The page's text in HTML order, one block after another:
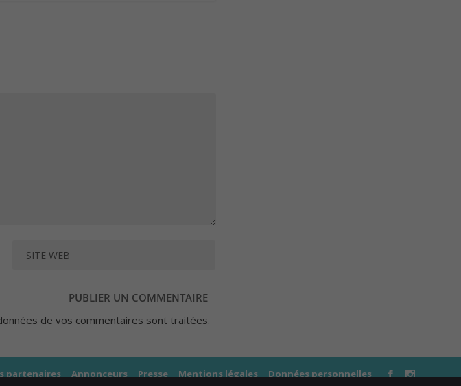
de vos commentaires sont traitées.
partenaires Annonceurs Presse Mentions légales Données personnelles